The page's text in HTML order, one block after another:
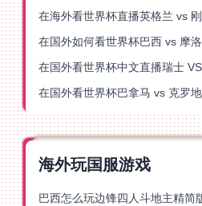
海外玩国服游戏